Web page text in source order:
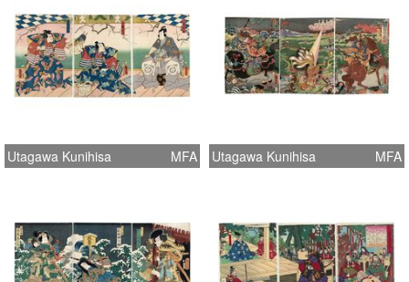
Utagawa Kunihisa MFA Utagawa Kunihisa MFA